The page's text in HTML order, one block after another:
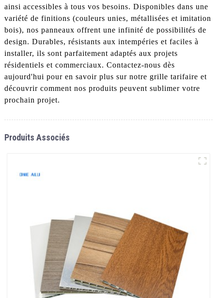
ainsi accessibles à tous vos besoins. Disponibles dans une
variété de finitions (couleurs unies, métallisées et imitation
bois), nos panneaux offrent une infinité de possibilités de
design. Durables, résistants aux intempéries et faciles à
installer, ils sont parfaitement adaptés aux projets
résidentiels et commerciaux. Contactez-nous dès
aujourd'hui pour en savoir plus sur notre grille tarifaire et
découvrir comment nos produits peuvent sublimer votre
prochain projet.
Produits Associés